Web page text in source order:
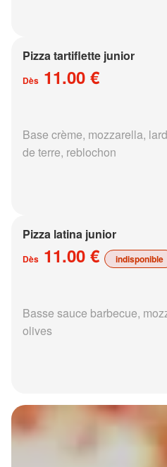
Pizza tartiflette junior
Dès 11.00 €
Base crème, mozzarella,
de terre, reblochon
Pizza latina junior
Dès 11.00 € indisponible
Basse sauce barbecue,
olives